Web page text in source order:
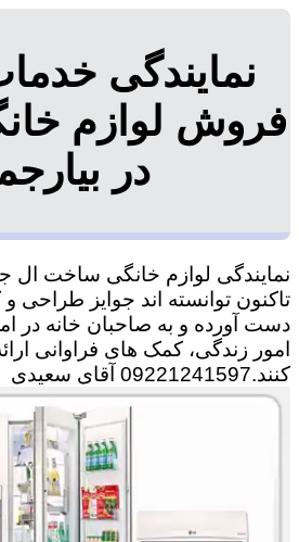
نمایندگی
فروش لوازم
در
نمایندگی لوازم خانگی ساخت ال
تاکنون توانسته اند جوایز طراحی
دست آورده و به صاحبان خانه در
امور زندگی، کمک های فراوانی
کنند.09221241597 آقای سعیدی